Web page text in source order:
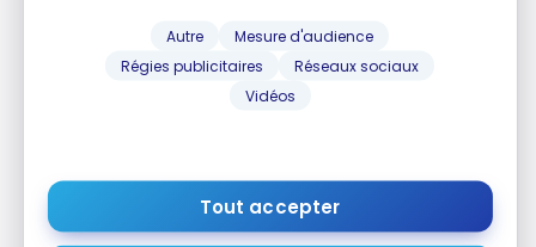
Autre
Mesure d'audience
Régies publicitaires
Réseaux sociaux
Vidéos
Tout accepter